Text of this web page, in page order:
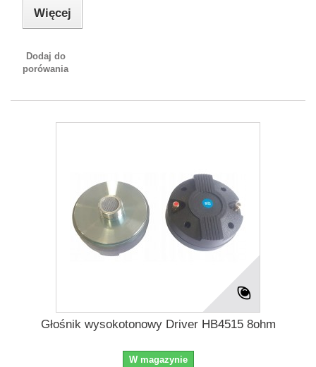
Więcej
Dodaj do
porówania
Głośnik wysokotonowy Driver HB4515 8ohm
W magazynie